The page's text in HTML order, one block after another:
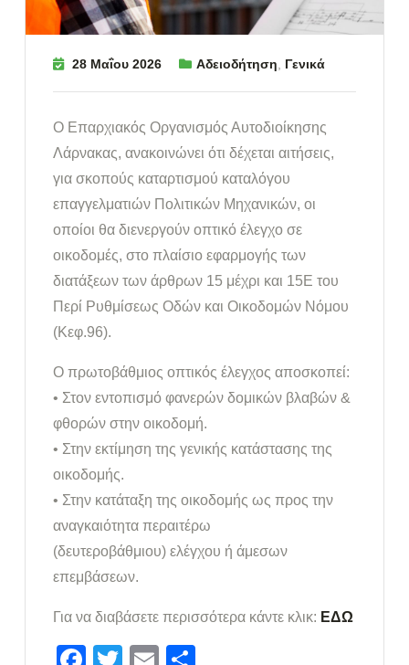
28 Μαΐου 2026 Αδειοδήτηση, Γενικά
Ο Επαρχιακός Οργανισμός Αυτοδιοίκησης
Λάρνακας, ανακοινώνει ότι δέχεται αιτήσεις,
για σκοπούς καταρτισμού καταλόγου
επαγγελματιών Πολιτικών Μηχανικών, οι
οποίοι θα διενεργούν οπτικό έλεγχο σε
οικοδομές, στο πλαίσιο εφαρμογής των
διατάξεων των άρθρων 15 μέχρι και 15Ε του
Περί Ρυθμίσεως Οδών και Οικοδομών Νόμου
(Κεφ.96).
Ο πρωτοβάθμιος οπτικός έλεγχος αποσκοπεί:
• Στον εντοπισμό φανερών δομικών βλαβών &
φθορών στην οικοδομή.
• Στην εκτίμηση της γενικής κατάστασης της
οικοδομής.
• Στην κατάταξη της οικοδομής ως προς την
αναγκαιότητα περαιτέρω
(δευτεροβάθμιου) ελέγχου ή άμεσων
επεμβάσεων.
Για να διαβάσετε περισσότερα κάντε κλικ: EΔΩ